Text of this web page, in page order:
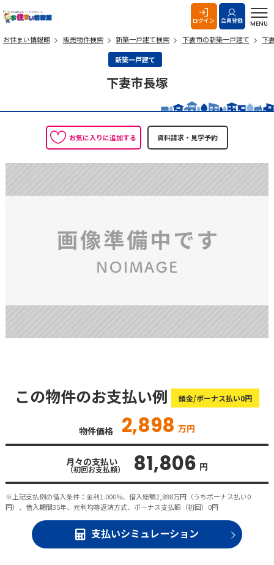
ログイン 会員登録 MENU
お住まい情報館 販売物件検索 新築一戸建て検索 下妻市の新築一戸建て 下
新築一戸建て
下妻市長塚
お気に入りに追加する
この物件のお支払い例 頭金/ボーナス払い0円
物件価格 2,898 万円
月々の支払い
（初回お支払額） 81,806 円
※上記支払例の借入条件：金利1.000%、借入総額2,898万円（うちボーナス払い0
円）、借入期間35年、元利均等返済方式、ボーナス支払額（初回）0円
支払いシミュレーション